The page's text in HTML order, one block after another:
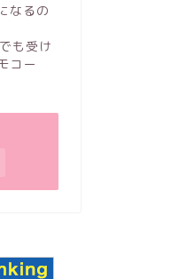
なるの
も受け
コー